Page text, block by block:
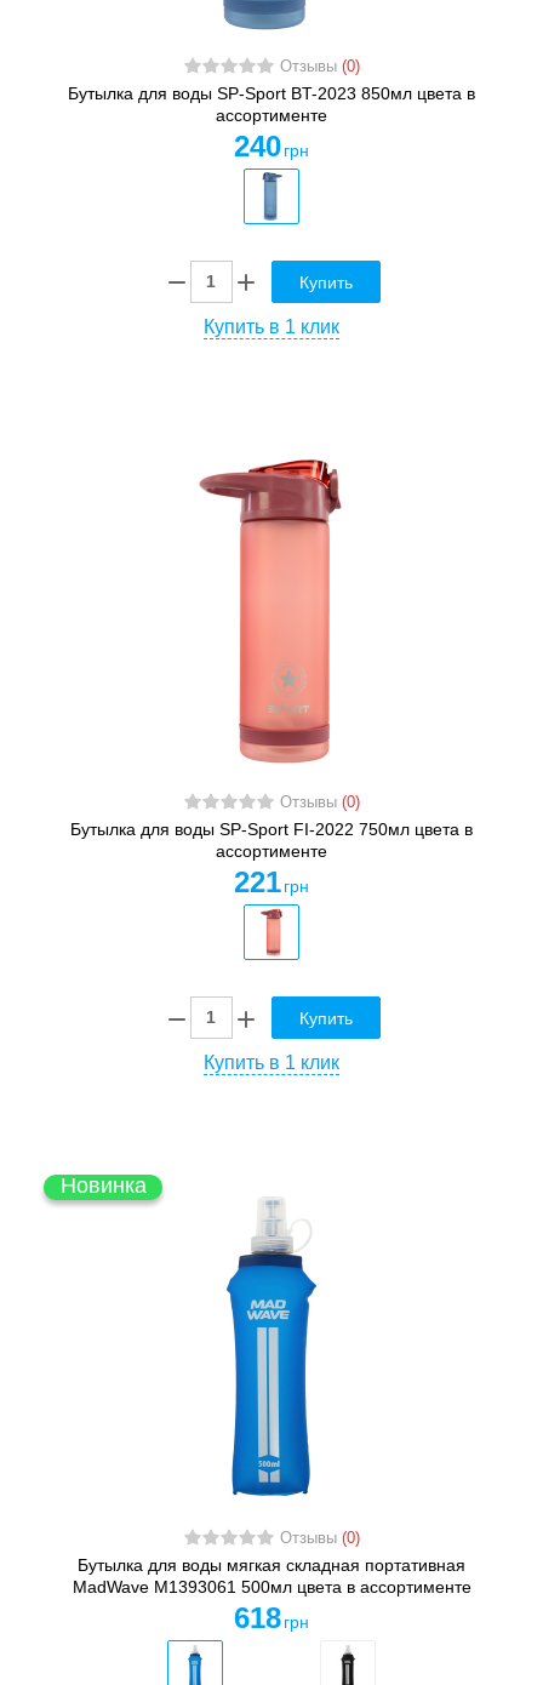
Отзывы (0)
Бутылка для воды SP-Sport BT-2023 850мл цвета в
ассортименте
240 грн
Купить
Купить в 1 клик
Отзывы (0)
Бутылка для воды SP-Sport FI-2022 750мл цвета в
ассортименте
221 грн
Купить
Купить в 1 клик
Новинка
Отзывы (0)
Бутылка для воды мягкая складная портативная
MadWave M1393061 500мл цвета в ассортименте
618 грн